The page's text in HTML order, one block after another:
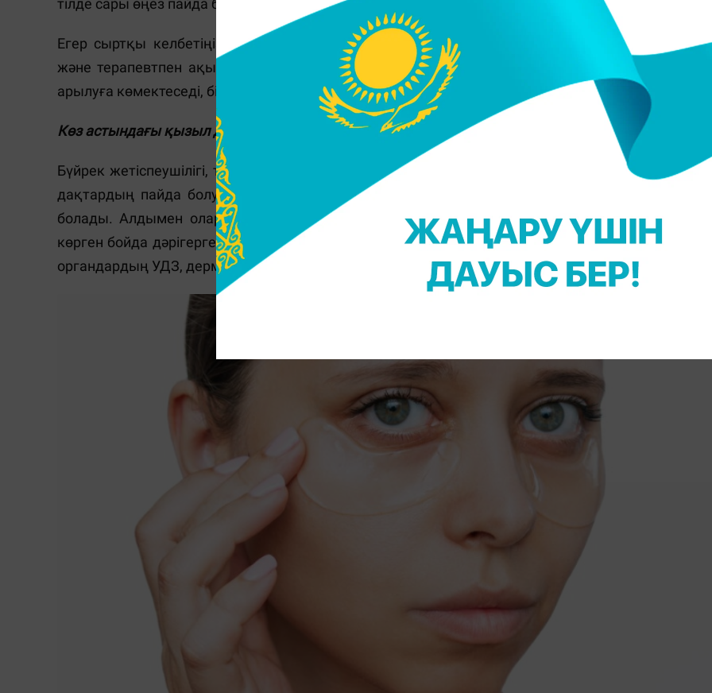
тілде сары өңез пайда болады.
Егер сыртқы келбетіңізден кенеттен өзгерістер байқасаңыз, міндетті түрде қан
және терапевтпен ақылдасыңыз. Әрине, косметолог уақытша сыртқы келбет
арылуға көмектеседі, бірақ ол денсаулығыңызды жақсартпайды.
Көз астындағы қызыл дақтар бүйрек ауруларының белгісі болуы мүмкін
Бүйрек жетіспеушілігі, тастар және де басқа да патологиялар ісінудің және көз астында
дақтардың пайда болуына себеп бола алады. Жиі көз айналасына дақтар аяқ астынан
болады. Алдымен олар алқызыл түсті болады, кейн қызыл болып кетеді. Мұндай
көрген бойда дәрігерге қаралу керек. Әдетте, мұндай белгілер кезінде жалпы қан анализін,
органдардың УДЗ, дерматологқа және эндокринологқа қаралуды ұсынады.